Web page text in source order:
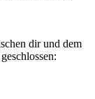
dir und dem